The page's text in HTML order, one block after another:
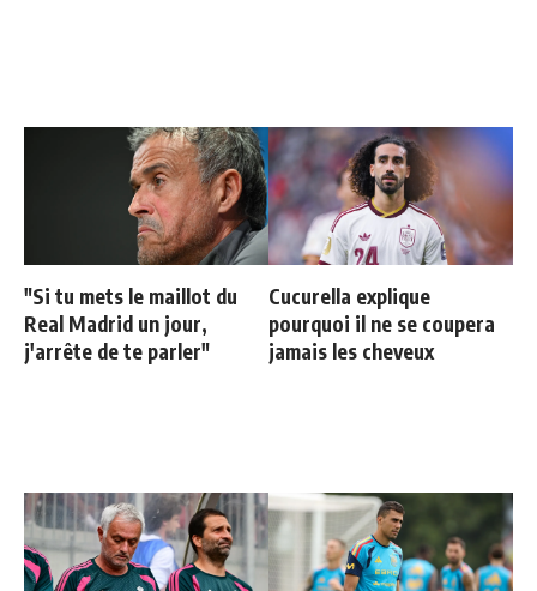
"Si tu mets le maillot du
Real Madrid un jour,
j'arrête de te parler"
Cucurella explique
pourquoi il ne se coupera
jamais les cheveux